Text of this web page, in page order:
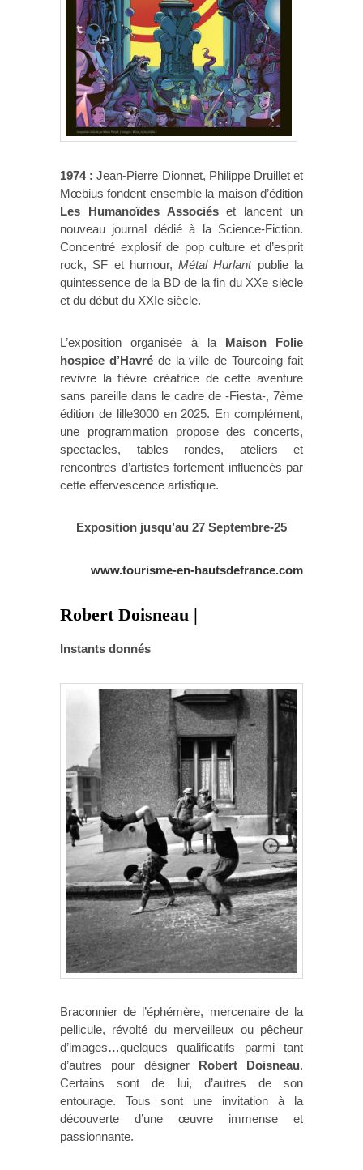
1974 : Jean-Pierre Dionnet, Philippe Druillet et
Mœbius fondent ensemble la maison d’édition
Les Humanoïdes Associéset lancent un
nouveau journal dédié à la Science-Fiction.
Concentré explosif de pop culture et d’esprit
rock, SF et humour,Métal Hurlantpublie la
quintessence de la BD de la fin du XXe siècle
et du début du XXIe siècle.
L’exposition organisée à la Maison Folie
hospice d’Havréde la ville de Tourcoing fait
revivre la fièvre créatrice de cette aventure
sans pareille dans le cadre de -Fiesta-, 7ème
édition de lille3000 en 2025. En complément,
une programmation propose des concerts,
spectacles, tables rondes, ateliers et
rencontres d’artistes fortement influencés par
cette effervescence artistique.
Exposition jusqu’au 27 Septembre-25
www.tourisme-en-hautsdefrance.com
Robert Doisneau |
Instants donnés
Braconnier de l’éphémère, mercenaire de la
pellicule, révolté du merveilleux ou pêcheur
d’images…quelques qualificatifs parmi tant
d’autres pour désigner Robert Doisneau.
Certains sont de lui, d’autres de son
entourage. Tous sont une invitation à la
découverte d’une œuvre immense et
passionnante.